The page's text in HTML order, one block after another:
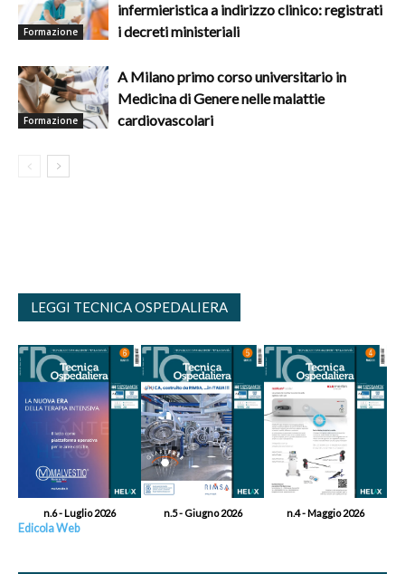
Formazione
infermieristica a indirizzo clinico: registrati
i decreti ministeriali
Formazione
A Milano primo corso universitario in
Medicina di Genere nelle malattie
cardiovascolari
LEGGI TECNICA OSPEDALIERA
n.6 - Luglio 2026 n.5 - Giugno 2026 n.4 - Maggio 2026
Edicola Web